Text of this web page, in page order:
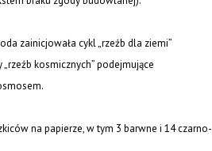
zainicjowała cykl „rzeźb dla ziemi”
kosmicznych” podejmujące
na papierze, w tym 3 barwne i 14 czarno-